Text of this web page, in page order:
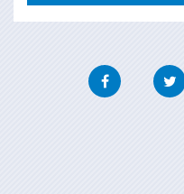
Facebook